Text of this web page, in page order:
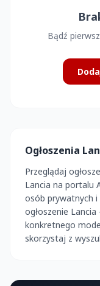
Bądź
Ogłoszenia
Przeglądaj
Lancia na portalu
osób prywatnych i
ogłoszenie
konkretnego
skorzystaj z